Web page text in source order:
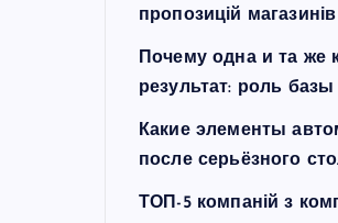
пропозицій
Почему одна и та же
результат: роль
Какие элементы
после серьёзного
ТОП-5 компаній з